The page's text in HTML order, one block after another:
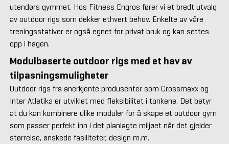
utendørs gymmet. Hos Fitness Engros fører vi et bredt utvalg
av outdoor rigs som dekker ethvert behov. Enkelte av våre
treningsstativer er også egnet for privat bruk og kan settes
opp i hagen.
Modulbaserte outdoor rigs med et hav av
tilpasningsmuligheter
Outdoor rigs fra anerkjente produsenter som Crossmaxx og
Inter Atletika er utviklet med fleksibilitet i tankene. Det betyr
at du kan kombinere ulike moduler for å skape et outdoor gym
som passer perfekt inn i det planlagte miljøet når det gjelder
størrelse, ønskede fasiliteter, design m.m.